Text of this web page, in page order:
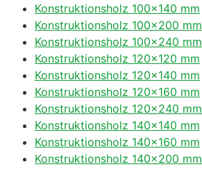
Konstruktionsholz 100×140 mm
Konstruktionsholz 100×200 mm
Konstruktionsholz 100×240 mm
Konstruktionsholz 120×120 mm
Konstruktionsholz 120×140 mm
Konstruktionsholz 120×160 mm
Konstruktionsholz 120×240 mm
Konstruktionsholz 140×140 mm
Konstruktionsholz 140×160 mm
Konstruktionsholz 140×200 mm